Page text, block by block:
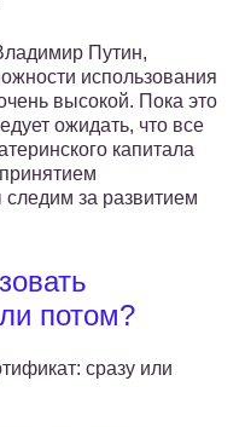
Путин,
использования
высокой. Пока это
ожидать, что все
капитала
за развитием
потом?
сразу или